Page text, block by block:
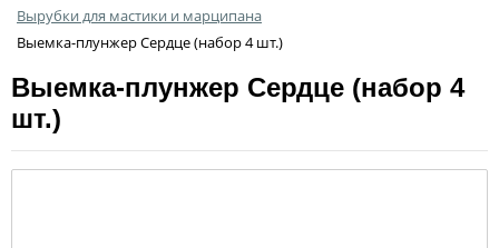
Вырубки для мастики и марципана
Выемка-плунжер Сердце (набор 4 шт.)
Выемка-плунжер Сердце (набор 4
шт.)